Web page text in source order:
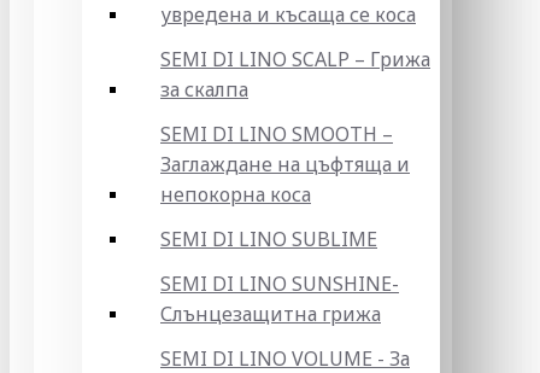
увредена и късаща се коса
SEMI DI LINO SCALP – Грижа
за скалпа
SEMI DI LINO SMOOTH –
Заглаждане на цъфтяща и
непокорна коса
SEMI DI LINO SUBLIME
SEMI DI LINO SUNSHINE-
Слънцезащитна грижа
SEMI DI LINO VOLUME - За